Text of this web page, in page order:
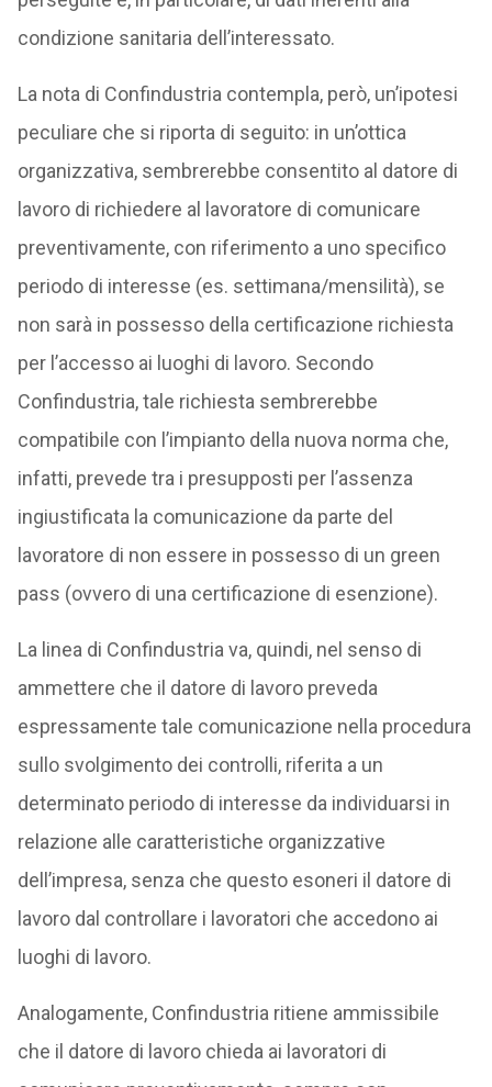
condizione sanitaria dell’interessato.
La nota di Confindustria contempla, però, un’ipotesi
peculiare che si riporta di seguito: in un’ottica
organizzativa, sembrerebbe consentito al datore di
lavoro di richiedere al lavoratore di comunicare
preventivamente, con riferimento a uno specifico
periodo di interesse (es. settimana/mensilità), se
non sarà in possesso della certificazione richiesta
per l’accesso ai luoghi di lavoro. Secondo
Confindustria, tale richiesta sembrerebbe
compatibile con l’impianto della nuova norma che,
infatti, prevede tra i presupposti per l’assenza
ingiustificata la comunicazione da parte del
lavoratore di non essere in possesso di un green
pass (ovvero di una certificazione di esenzione).
La linea di Confindustria va, quindi, nel senso di
ammettere che il datore di lavoro preveda
espressamente tale comunicazione nella procedura
sullo svolgimento dei controlli, riferita a un
determinato periodo di interesse da individuarsi in
relazione alle caratteristiche organizzative
dell’impresa, senza che questo esoneri il datore di
lavoro dal controllare i lavoratori che accedono ai
luoghi di lavoro.
Analogamente, Confindustria ritiene ammissibile
che il datore di lavoro chieda ai lavoratori di